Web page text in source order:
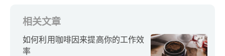
相关文章
如何利用咖啡因来提高你的工作效
率